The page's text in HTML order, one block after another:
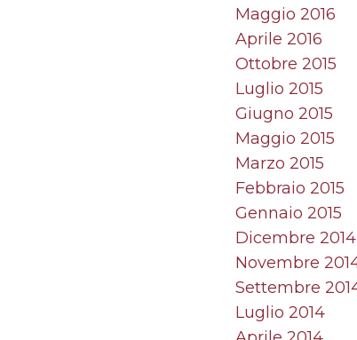
Maggio 2016
Aprile 2016
Ottobre 2015
Luglio 2015
Giugno 2015
Maggio 2015
Marzo 2015
Febbraio 2015
Gennaio 2015
Dicembre 2014
Novembre
Settembre
Luglio 2014